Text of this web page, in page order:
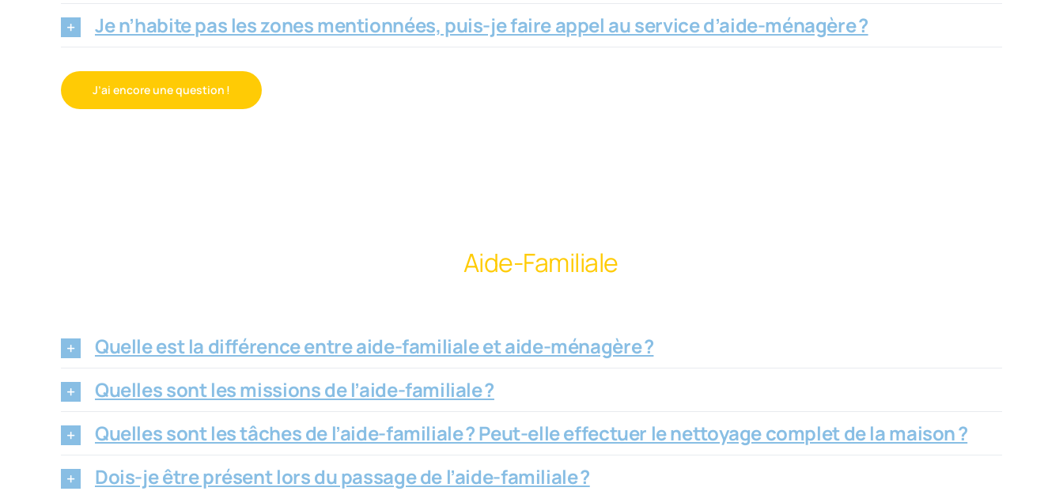
Je n’habite pas les zones mentionnées, puis-je faire appel au service d’aide-ménagère ?
J’ai encore une question !
Aide-Familiale
Quelle est la différence entre aide-familiale et aide-ménagère ?
Quelles sont les missions de l’aide-familiale ?
Quelles sont les tâches de l’aide-familiale ? Peut-elle effectuer le nettoyage complet de la maison ?
Dois-je être présent lors du passage de l’aide-familiale ?